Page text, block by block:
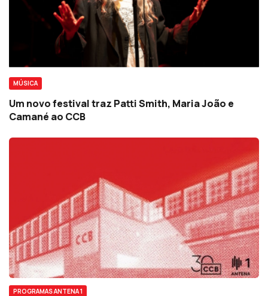
MÚSICA
Um novo festival traz Patti Smith, Maria João e
Camané ao CCB
PROGRAMAS ANTENA 1